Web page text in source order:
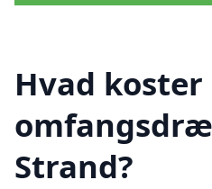
Hvad koster
Strand?